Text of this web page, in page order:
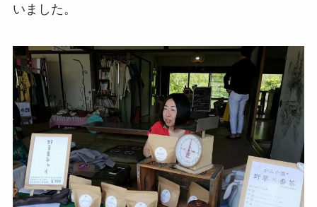
いました。